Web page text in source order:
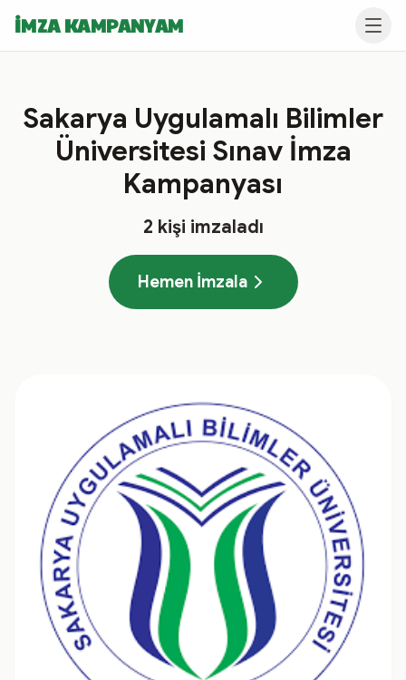
İMZA KAMPANYAM
Sakarya Uygulamalı Bilimler
Üniversitesi Sınav İmza
Kampanyası
2 kişi imzaladı
Hemen İmzala